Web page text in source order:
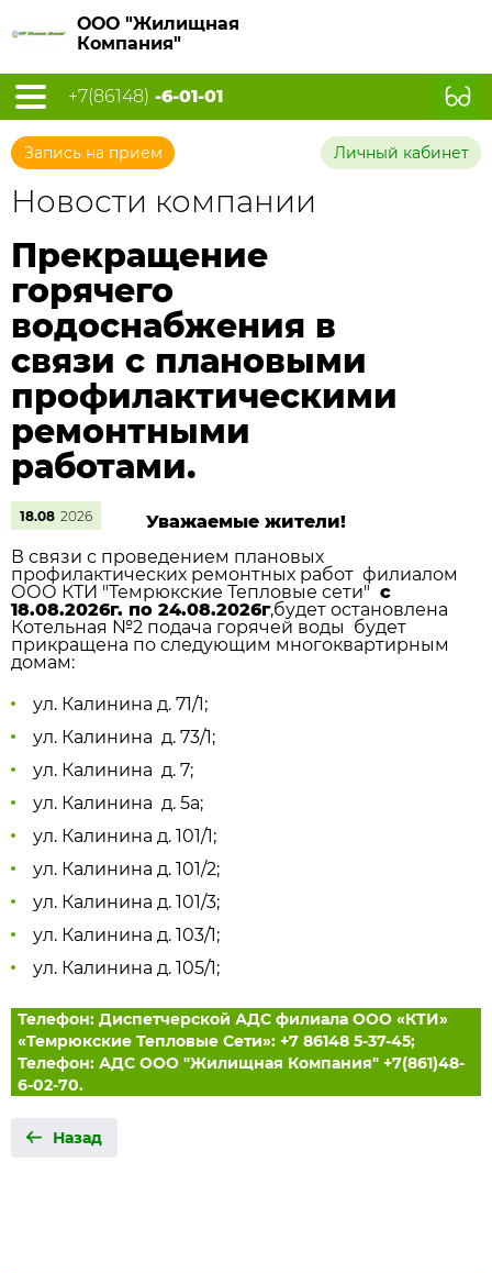
ООО "Жилищная
Компания"
+7(86148) -6-01-01
Запись на прием Личный кабинет
Новости компании
Прекращение
горячего
водоснабжения в
связи с плановыми
профилактическими
ремонтными
работами.
18.08 2026
Уважаемые жители!
В связи с проведением плановых
профилактических ремонтных работ филиалом
ООО КТИ "Темрюкские Тепловые сети" с
18.08.2026г. по 24.08.2026г,будет остановлена
Котельная №2 подача горячей воды будет
прикращена по следующим многоквартирным
домам:
ул. Калинина д. 71/1;
ул. Калинина д. 73/1;
ул. Калинина д. 7;
ул. Калинина д. 5а;
ул. Калинина д. 101/1;
ул. Калинина д. 101/2;
ул. Калинина д. 101/3;
ул. Калинина д. 103/1;
ул. Калинина д. 105/1;
Телефон: Диспетчерской АДС филиала ООО «КТИ»
«Темрюкские Тепловые Сети»: +7 86148 5-37-45;
Телефон: АДС ООО "Жилищная Компания" +7(861)48-
6-02-70.
Назад